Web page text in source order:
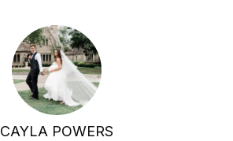
CAYLA POWERS